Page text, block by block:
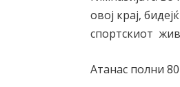
овој крај,
спортскиот
Атанас полни